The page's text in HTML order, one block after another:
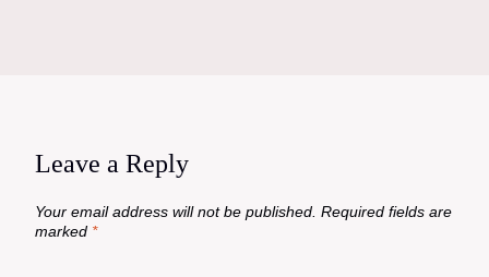
Leave a Reply
Your email address will not be published. Required fields are
marked *